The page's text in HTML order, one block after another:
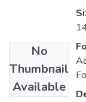
No
Thumbnail
Available